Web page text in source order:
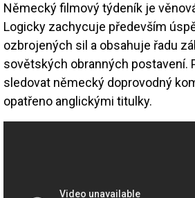
Německý filmový týdeník je
Logicky zachycuje především
ozbrojených sil a obsahuje řadu
sovětských obranných postavení.
sledovat německý doprovodný
opatřeno anglickými titulky.